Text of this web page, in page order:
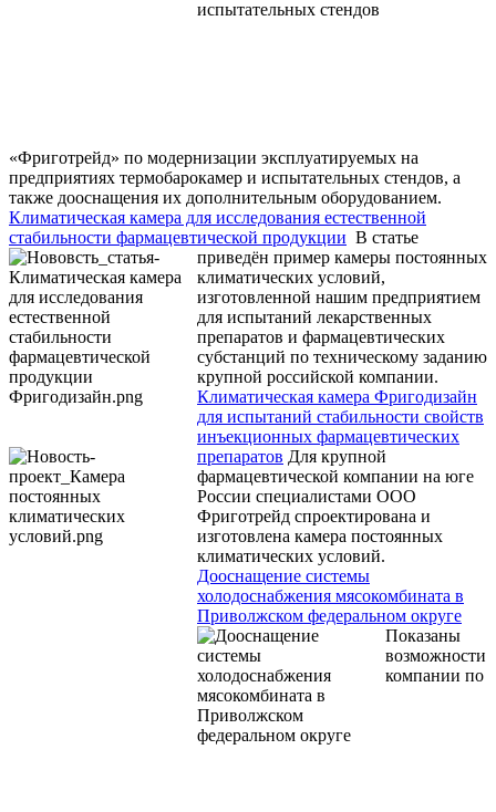
«Фриготрейд» по модернизации эксплуатируемых на
предприятиях термобарокамер и испытательных стендов, а
также дооснащения их дополнительным оборудованием.
Климатическая камера для исследования естественной
стабильности фармацевтической продукции В статье
приведён пример камеры постоянных
климатических условий,
изготовленной нашим предприятием
для испытаний лекарственных
препаратов и фармацевтических
субстанций по техническому заданию
крупной российской компании.
Климатическая камера Фригодизайн
для испытаний стабильности свойств
инъекционных фармацевтических
препаратов Для крупной
фармацевтической компании на юге
России специалистами ООО
Фриготрейд спроектирована и
изготовлена камера постоянных
климатических условий.
Дооснащение системы
холодоснабжения мясокомбината в
Приволжском федеральном округе
Показаны
возможности
компании по